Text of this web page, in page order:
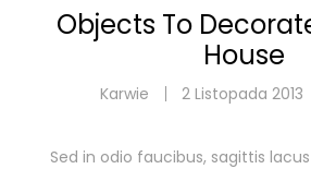
Objects To
House
Karwie 2 Listopada 2013
Sed in odio faucibus, sagittis